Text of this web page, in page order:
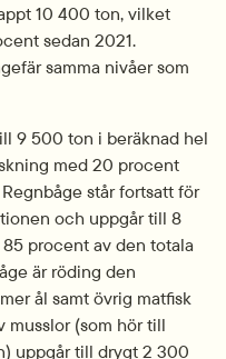
10 400 ton, vilket
sedan 2021.
samma nivåer som
9 500 ton i beräknad hel
med 20 procent
står fortsatt för
och uppgår till 8
procent av den totala
är röding den
ål samt övrig matfisk
musslor (som hör till
uppgår till drygt 2 300